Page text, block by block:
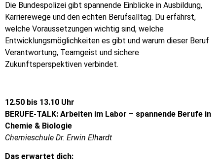
Die Bundespolizei gibt spannende Einblicke in Ausbildung,
Karrierewege und den echten Berufsalltag. Du erfährst,
welche Voraussetzungen wichtig sind, welche
Entwicklungsmöglichkeiten es gibt und warum dieser Beruf
Verantwortung, Teamgeist und sichere
Zukunftsperspektiven verbindet.
12.50 bis 13.10 Uhr
BERUFE-TALK: Arbeiten im Labor – spannende Berufe in
Chemie & Biologie
Chemieschule Dr. Erwin Elhardt
Das erwartet dich: